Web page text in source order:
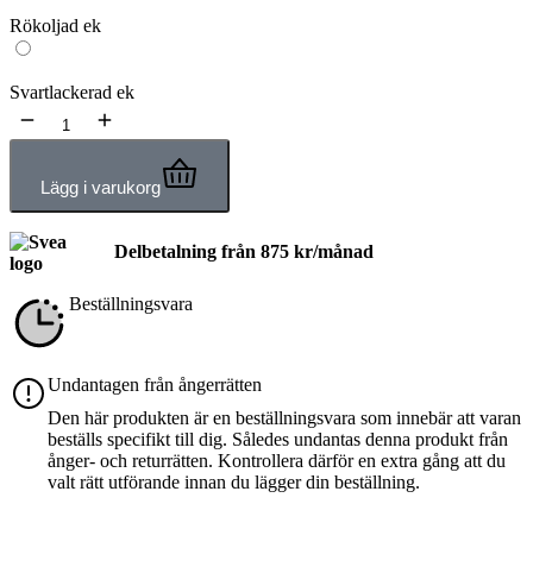
Rökoljad ek
Svartlackerad ek
Lägg i varukorg
Delbetalning från 875 kr/månad
Beställningsvara
Undantagen från ångerrätten
Den här produkten är en beställningsvara som innebär att varan
beställs specifikt till dig. Således undantas denna produkt från
ånger- och returrätten. Kontrollera därför en extra gång att du
valt rätt utförande innan du lägger din beställning.